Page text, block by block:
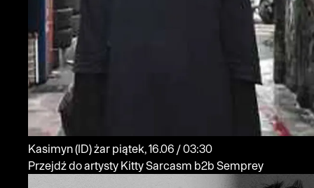
Kasimyn(ID)żar
piątek, 16.06 / 03:30
Przejdź do artysty Kitty Sarcasm b2b Semprey